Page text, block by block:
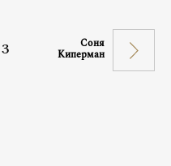
3 Соня
Киперман